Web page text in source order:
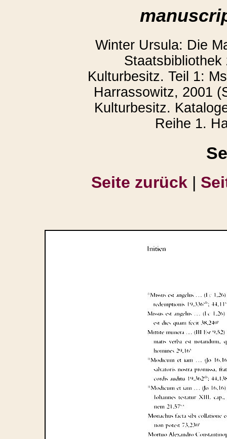
Winter Ursula: Die
Kulturbesitz. Teil 1:
Harrassowitz, 2001
Kulturbesitz.
Reihe 1.
Seite zurück |